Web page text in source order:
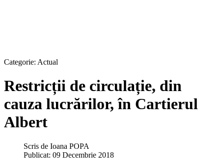
Categorie: Actual
Restricții de circulație, din
cauza lucrărilor, în Cartierul
Albert
Scris de Ioana POPA
Publicat: 09 Decembrie 2018